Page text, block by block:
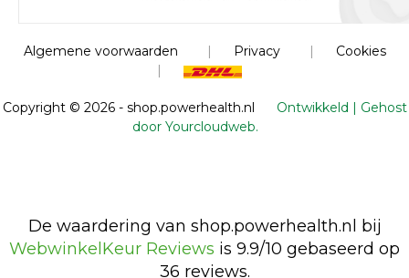
Algemene voorwaarden Privacy
Cookies
Copyright © 2026 - shop.powerhealth.nl
Ontwikkeld | Gehost
door Yourcloudweb.
De waardering van shop.powerhealth.nl bij
WebwinkelKeur Reviews is 9.9/10 gebaseerd op
36 reviews.